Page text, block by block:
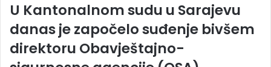
U Kantonalnom sudu u Sarajevu
danas je započelo suđenje bivšem
direktoru Obavještajno-